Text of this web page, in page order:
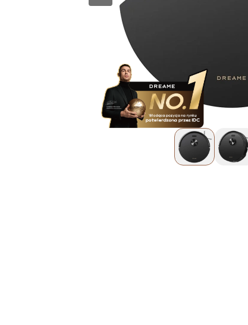
Oficjalna Strefa Dreame - Złote
dreame.zlotetarasy@geekstore.pl
Pokaż na mapie